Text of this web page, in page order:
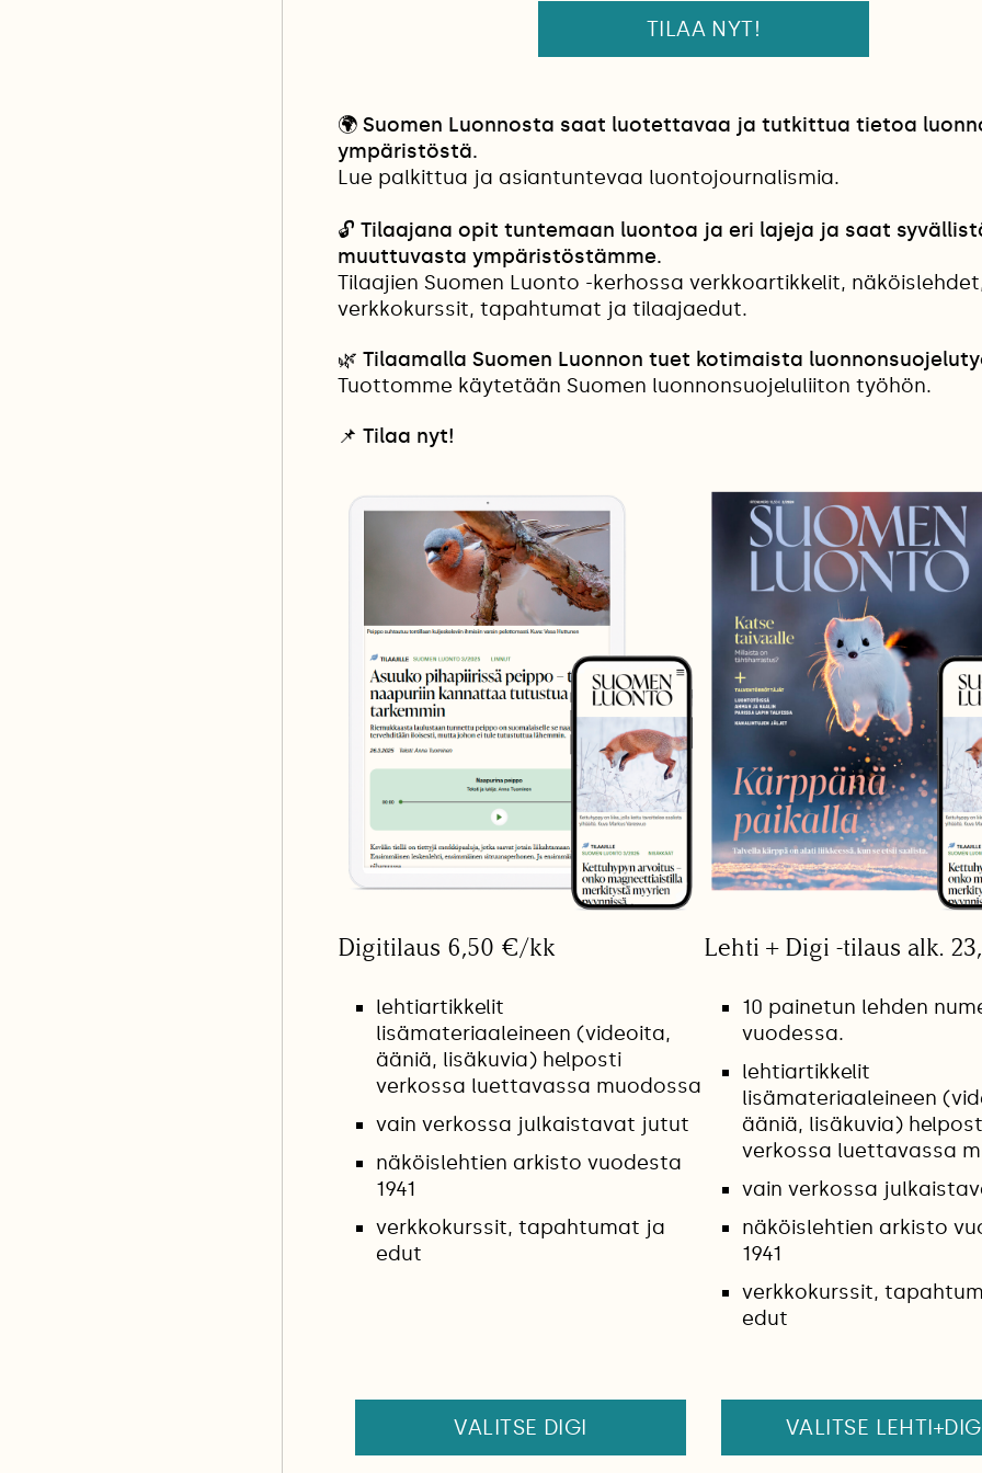
TILAA NYT!
🌍 Suomen Luonnosta saat luotettavaa ja tutkittua tietoa
ympäristöstä.
Lue palkittua ja asiantuntevaa luontojournalismia.
🔓 Tilaajana opit tuntemaan luontoa ja eri lajeja ja saat
muuttuvasta ympäristöstämme.
Tilaajien Suomen Luonto -kerhossa verkkoartikkelit,
verkkokurssit, tapahtumat ja tilaajaedut.
🌿 Tilaamalla Suomen Luonnon tuet kotimaista
Tuottomme käytetään Suomen luonnonsuojeluliiton työhön.
📌 Tilaa nyt!
Digitilaus 6,50 €/kk
lehtiartikkelit
lisämateriaaleineen (videoita,
ääniä, lisäkuvia) helposti
verkossa luettavassa muodossa
vain verkossa julkaistavat jutut
näköislehtien arkisto vuodesta
1941
verkkokurssit, tapahtumat ja
edut
VALITSE DIGI
Lehti + Digi -tilaus alk.
10 painetun lehden
vuodessa.
lehtiartikkelit
lisämateriaaleineen
ääniä, lisäkuvia)
verkossa luettavassa
vain verkossa
näköislehtien arkisto
1941
verkkokurssit,
edut
VALITSE